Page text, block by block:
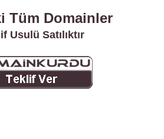
Tüm Domainler
Usulü Satılıktır